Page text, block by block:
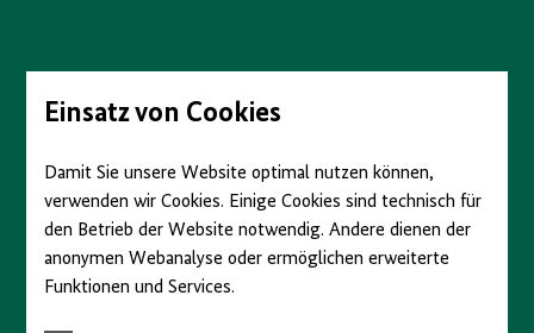
Seiteninhalt
springenEinsatz von Cookies
Damit Sie unsere Website optimal nutzen können,
verwenden wir Cookies. Einige Cookies sind technisch für
den Betrieb der Website notwendig. Andere dienen der
anonymen Webanalyse oder ermöglichen erweiterte
Funktionen und Services.